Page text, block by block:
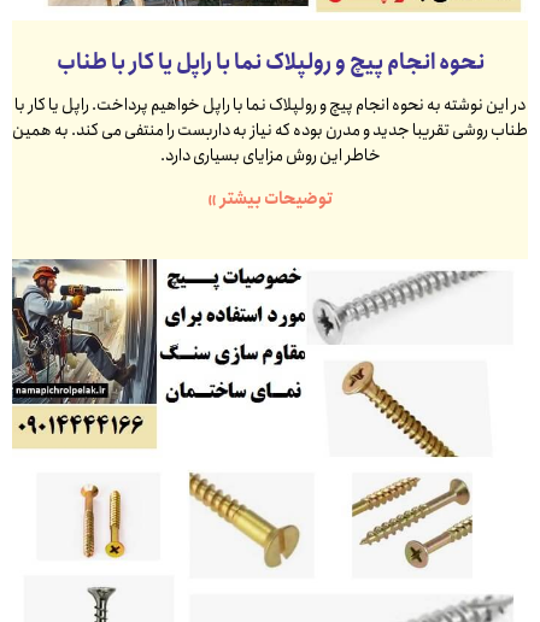
نحوه انجام پیچ و رولپلاک نما با راپل یا کار با طناب
در این نوشته به نحوه انجام پیچ و رولپلاک نما با راپل خواهیم پرداخت. راپل یا کار با
طناب روشی تقریبا جدید و مدرن بوده که نیاز به داربست را منتفی می کند. به همین
خاطر این روش مزایای بسیاری دارد.
توضیحات بیشتر »